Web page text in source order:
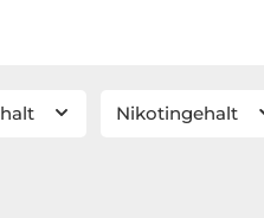
Nikotingehalt